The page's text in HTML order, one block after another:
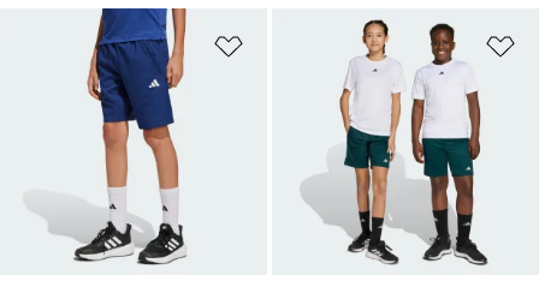
เพิ่มไปยังรายการสินค้าโปรด